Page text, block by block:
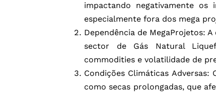
impactando negativamente os
especialmente fora dos mega
Dependência de MegaProjetos:
sector de Gás Natural
commodities e volatilidade de
Condições Climáticas Adversas:
como secas prolongadas, que